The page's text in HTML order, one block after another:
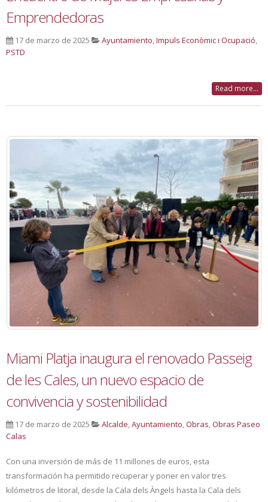
Emprendedoras
17 de marzo de 2025 Ayuntamiento,Impuls Econòmic i Ocupació,
PSTD
Read more...
Miami Platja inaugura el renovado Passeig
de les Cales, un nuevo espacio de
convivencia y sostenibilidad
17 de marzo de 2025 Alcalde,Ayuntamiento,Obras,Obras Paseo
Calas
Con una inversión de más de 11 millones de euros, esta
transformación ha permitido recuperar y poner en valor tres
kilómetros de litoral, desde la Cala dels Àngels hasta la Cala dels